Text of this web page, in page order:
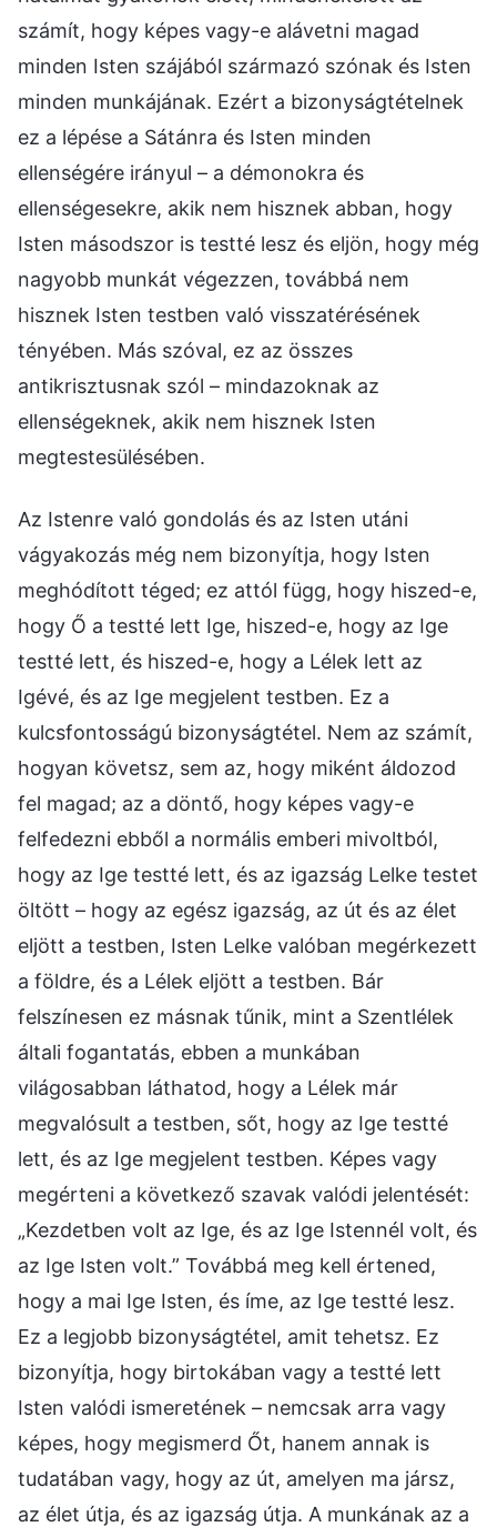
számít, hogy képes vagy-e alávetni magad
minden Isten szájából származó szónak és Isten
minden munkájának. Ezért a bizonyságtételnek
ez a lépése a Sátánra és Isten minden
ellenségére irányul – a démonokra és
ellenségesekre, akik nem hisznek abban, hogy
Isten másodszor is testté lesz és eljön, hogy még
nagyobb munkát végezzen, továbbá nem
hisznek Isten testben való visszatérésének
tényében. Más szóval, ez az összes
antikrisztusnak szól – mindazoknak az
ellenségeknek, akik nem hisznek Isten
megtestesülésében.
Az Istenre való gondolás és az Isten utáni
vágyakozás még nem bizonyítja, hogy Isten
meghódított téged; ez attól függ, hogy hiszed-e,
hogy Ő a testté lett Ige, hiszed-e, hogy az Ige
testté lett, és hiszed-e, hogy a Lélek lett az
Igévé, és az Ige megjelent testben. Ez a
kulcsfontosságú bizonyságtétel. Nem az számít,
hogyan követsz, sem az, hogy miként áldozod
fel magad; az a döntő, hogy képes vagy-e
felfedezni ebből a normális emberi mivoltból,
hogy az Ige testté lett, és az igazság Lelke testet
öltött – hogy az egész igazság, az út és az élet
eljött a testben, Isten Lelke valóban megérkezett
a földre, és a Lélek eljött a testben. Bár
felszínesen ez másnak tűnik, mint a Szentlélek
általi fogantatás, ebben a munkában
világosabban láthatod, hogy a Lélek már
megvalósult a testben, sőt, hogy az Ige testté
lett, és az Ige megjelent testben. Képes vagy
megérteni a következő szavak valódi jelentését:
„Kezdetben volt az Ige, és az Ige Istennél volt, és
az Ige Isten volt.” Továbbá meg kell értened,
hogy a mai Ige Isten, és íme, az Ige testté lesz.
Ez a legjobb bizonyságtétel, amit tehetsz. Ez
bizonyítja, hogy birtokában vagy a testté lett
Isten valódi ismeretének – nemcsak arra vagy
képes, hogy megismerd Őt, hanem annak is
tudatában vagy, hogy az út, amelyen ma jársz,
az élet útja, és az igazság útja. A munkának az a